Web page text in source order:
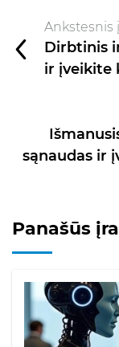
Ankstesnis
Dirbtinis
ir įveikite
sąnaudas ir
Panašūs